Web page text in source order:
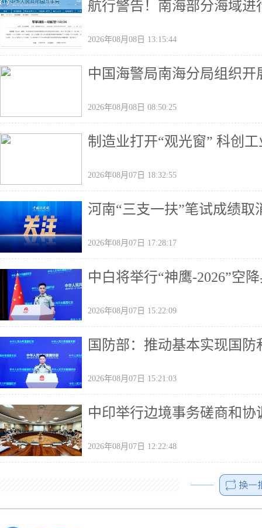
航行警告！南海部分海域进
2026年08月08日 13:15:44
中国海警局南海分局组织
2026年08月08日 08:50:25
制造业打开“观光窗” 科创
2026年08月07日 18:32:55
河南“三支一扶”笔试成绩取
2026年08月07日 17:28:17
中白将举行“神鹰-2026”空
2026年08月07日 15:22:09
国防部：推动基本实现国
2026年08月07日 15:21:03
中印举行边境事务磋商和协
2026年08月07日 12:22:48